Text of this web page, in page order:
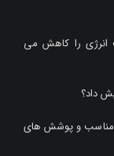
را کاهش می
مناسب و پوشش های